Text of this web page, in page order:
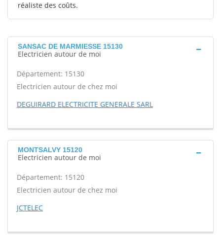
réaliste des coûts.
SANSAC DE MARMIESSE 15130
Electricien autour de moi
Département: 15130
Electricien autour de chez moi
DEGUIRARD ELECTRICITE GENERALE SARL
MONTSALVY 15120
Electricien autour de moi
Département: 15120
Electricien autour de chez moi
JCTELEC